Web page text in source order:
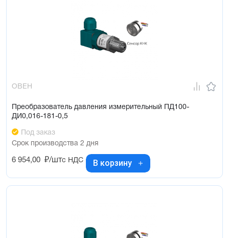
ОВЕН
Преобразователь давления измерительный ПД100-
ДИ0,016-181-0,5
Под заказ
Срок производства 2 дня
6 954,00 ₽/штс НДС В корзину